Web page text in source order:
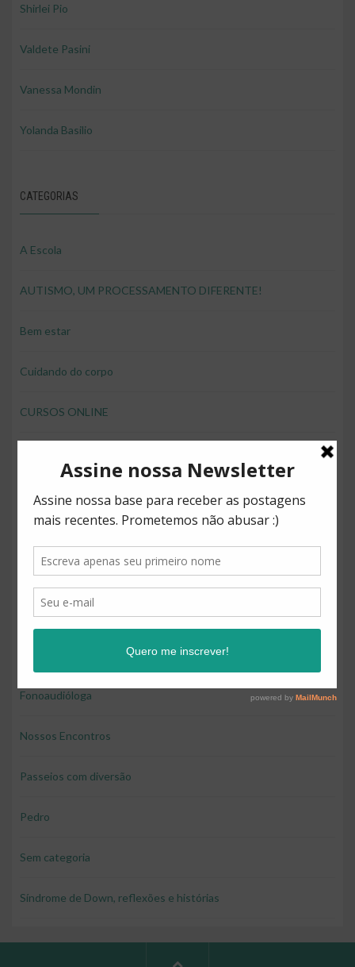
Shirlei Pio
Valdete Pasini
Vanessa Mondin
Yolanda Basilio
CATEGORIAS
A Escola
AUTISMO, UM PROCESSAMENTO DIFERENTE!
Bem estar
Cuidando do corpo
CURSOS ONLINE
Direitos
Educação
Educação e diversão
Educação financeira para crianças
Fonoaudióloga
Nossos Encontros
Passeios com diversão
Pedro
Sem categoria
Síndrome de Down, reflexões e histórias